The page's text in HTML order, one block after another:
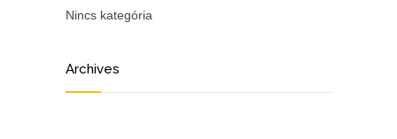
Nincs kategória
Archives